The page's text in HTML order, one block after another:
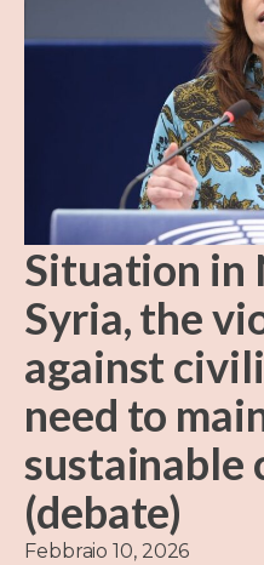
Situation in
Syria, the
against
need to
sustainable
(debate)
Febbraio 10, 2026